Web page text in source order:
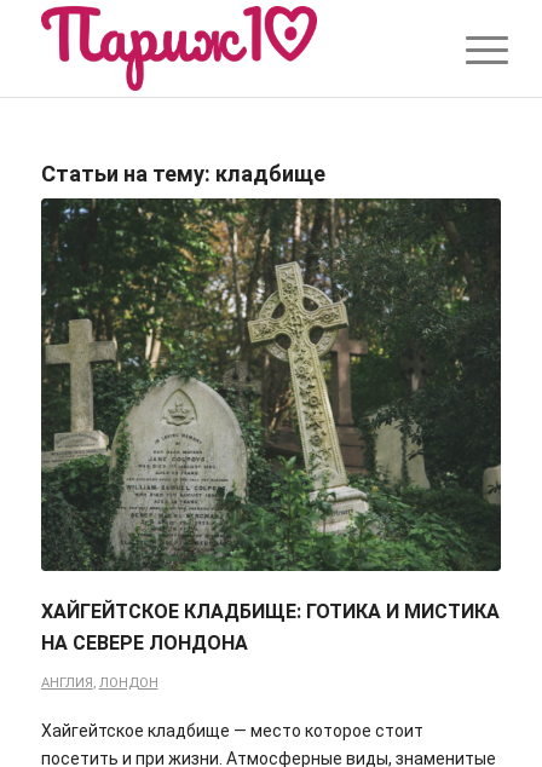
Статьи на тему: кладбище
ХАЙГЕЙТСКОЕ КЛАДБИЩЕ: ГОТИКА И МИСТИКА
НА СЕВЕРЕ ЛОНДОНА
АНГЛИЯ, ЛОНДОН
Хайгейтское кладбище — место которое стоит
посетить и при жизни. Атмосферные виды, знаменитые